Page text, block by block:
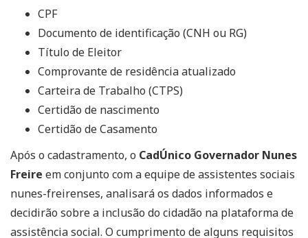
CPF
Documento de identificação (CNH ou RG)
Título de Eleitor
Comprovante de residência atualizado
Carteira de Trabalho (CTPS)
Certidão de nascimento
Certidão de Casamento
Após o cadastramento, o CadÚnico Governador Nunes
Freire em conjunto com a equipe de assistentes sociais
nunes-freirenses, analisará os dados informados e
decidirão sobre a inclusão do cidadão na plataforma de
assistência social. O cumprimento de alguns requisitos